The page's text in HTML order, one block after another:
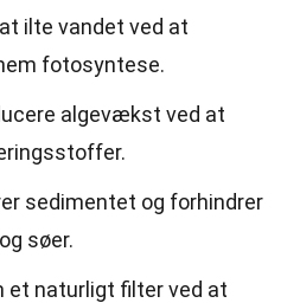
ilte vandet ved at
fotosyntese.
algevækst ved at
sedimentet og forhindrer
søer.
et naturligt filter ved at